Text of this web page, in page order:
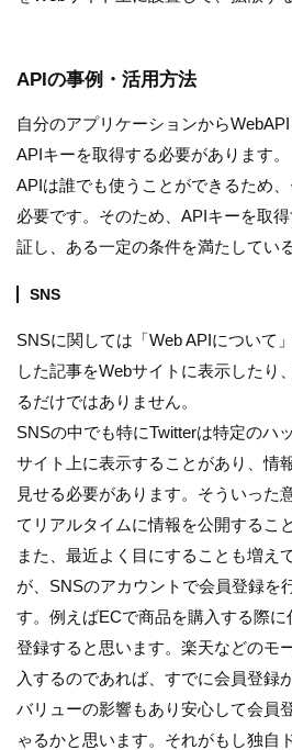
APIの事例・活用方法
自分のアプリケーションから
APIキーを取得する必要があります。
APIは誰でも使うことができるため
必要です。そのため、APIキーを取
証し、ある一定の条件を満たしてい
SNS
SNSに関しては「Web APIについて
した記事をWebサイトに表示したり
るだけではありません。
SNSの中でも特にTwitterは特定のハ
サイト上に表示することがあり、情
見せる必要があります。そういった
てリアルタイムに情報を公開するこ
また、最近よく目にすることも増え
が、SNSのアカウントで会員登録を
す。例えばECで商品を購入する際
登録すると思います。楽天などのモ
入するのであれば、すでに会員登録
バリューの影響もあり安心して会員
ゃるかと思います。それがもし独自